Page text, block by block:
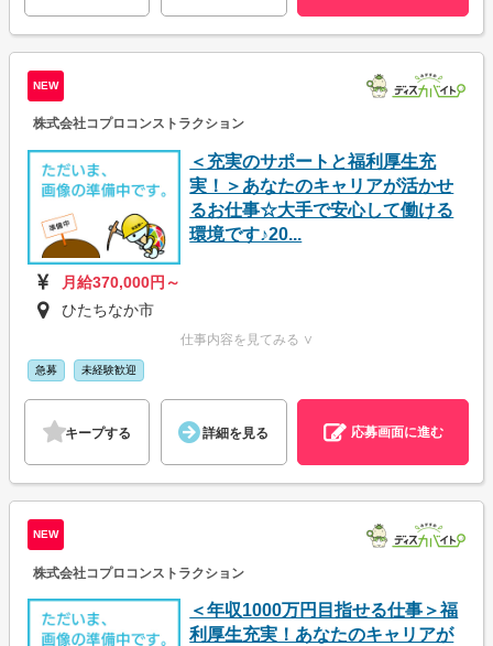
NEW
株式会社コプロコンストラクション
＜充実のサポートと福利厚生充
実！＞あなたのキャリアが活かせ
るお仕事☆大手で安心して働ける
環境です♪20...
月給370,000円～
ひたちなか市
仕事内容を見てみる ∨
急募 未経験歓迎
キープする 詳細を見る 応募画面に進む
NEW
株式会社コプロコンストラクション
＜年収1000万円目指せる仕事＞福
利厚生充実！あなたのキャリアが